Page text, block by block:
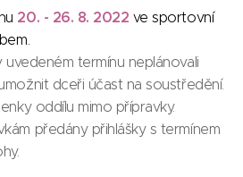
20. - 26. 8. 2022 ve sportovní
termínu neplánovali
dceři účast na soustředění.
oddílu mimo přípravky.
předány přihlášky s termínem